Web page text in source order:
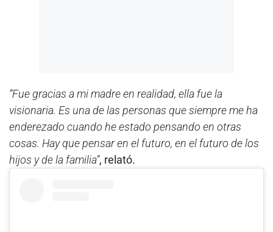
“Fue gracias a mi madre en realidad, ella fue la
visionaria. Es una de las personas que siempre me ha
enderezado cuando he estado pensando en otras
cosas. Hay que pensar en el futuro, en el futuro de los
hijos y de la familia”, relató.